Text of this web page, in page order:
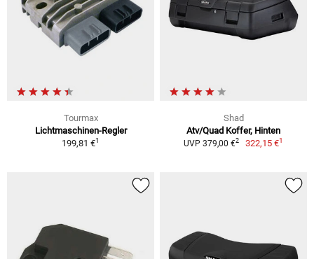
Tourmax
Lichtmaschinen-Regler
199,81 €1
Shad
Atv/Quad Koffer, Hinten
UVP 379,00 €2 322,15 €1